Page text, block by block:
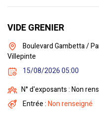
VIDE GRENIER
Boulevard Gambetta /
Villepinte
15/08/2026 05:00
N° d'exposants : Non
Entrée :Non renseigné